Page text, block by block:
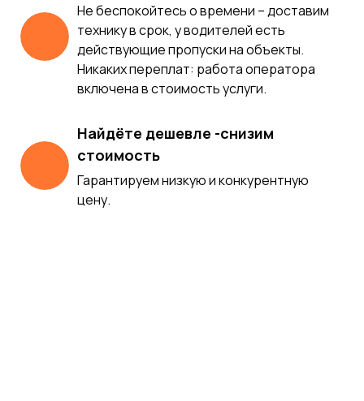
Не беспокойтесь о времени – доставим
технику в срок, у водителей есть
действующие пропуски на объекты.
Никаких переплат: работа оператора
включена в стоимость услуги.
Найдёте дешевле -снизим
стоимость
Гарантируем низкую и конкурентную
цену.